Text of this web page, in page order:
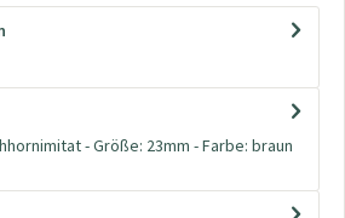
- Größe: 23mm - Farbe: braun